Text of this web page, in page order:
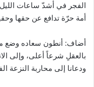
الفجر في أشدّ ساعات
أمة حرّة تدافع عن حقها
أضاف: أنطون سعاده وضع
بالعقلِ شرعاً أعلى، وإلى
ودعانا إلى محاربة النزعة